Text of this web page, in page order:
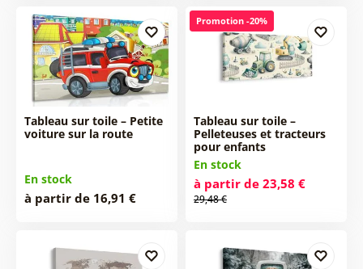
Tableau sur toile – Petite
voiture sur la route
En stock
à partir de 16,91 €
Promotion -20%
Tableau sur toile –
Pelleteuses et tracteurs
pour enfants
En stock
à partir de 23,58 €
29,48 €